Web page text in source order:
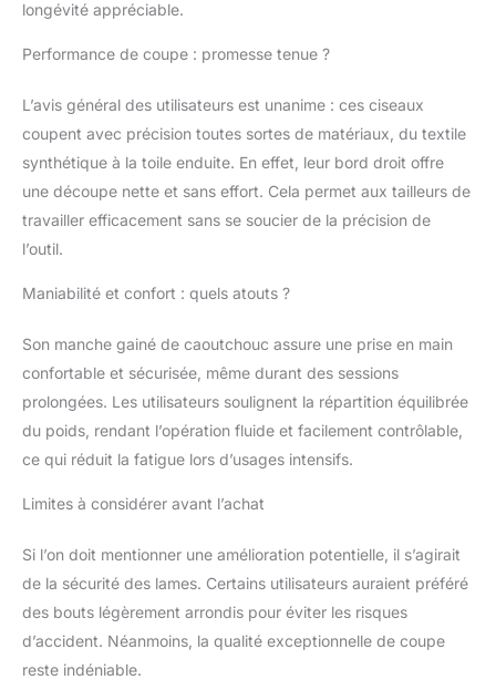
Agréablement dans la
tirées jusqu’à
et recouvertes d’un
"élastomère" en
plastique souple. Cela
garantit une meilleure
agréable maniabilité
ouvertures, ces
ciseaux peuvent
également être saisis
fermement. Coupe
Tous les ciseaux sont
équipés de vis à
facile de la tension.
Série KAI. Nos clients
apprécient la facilité
d'utilisation, la
longévité appréciable.
Performance de coupe : promesse tenue ?
L’avis général des utilisateurs est unanime : ces ciseaux
coupent avec précision toutes sortes de matériaux, du textile
synthétique à la toile enduite. En effet, leur bord droit offre
une découpe nette et sans effort. Cela permet aux tailleurs de
travailler efficacement sans se soucier de la précision de
l’outil.
Maniabilité et confort : quels atouts ?
Son manche gainé de caoutchouc assure une prise en main
confortable et sécurisée, même durant des sessions
prolongées. Les utilisateurs soulignent la répartition équilibrée
du poids, rendant l’opération fluide et facilement contrôlable,
ce qui réduit la fatigue lors d’usages intensifs.
Limites à considérer avant l’achat
Si l’on doit mentionner une amélioration potentielle, il s’agirait
de la sécurité des lames. Certains utilisateurs auraient préféré
des bouts légèrement arrondis pour éviter les risques
d’accident. Néanmoins, la qualité exceptionnelle de coupe
reste indéniable.